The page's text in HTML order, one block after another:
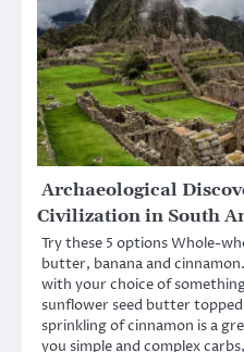
Archaeological
Civilization in South
Try these 5 options Whole-
butter, banana and
with your choice of
sunflower seed butter
sprinkling of cinnamon is a
you simple and complex